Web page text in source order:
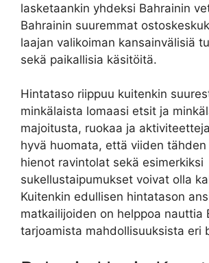
lasketaankin yhdeksi Bahrainin
Bahrainin suuremmat
laajan valikoiman kansainvälisiä
sekä paikallisia käsitöitä.
Hintataso riippuu kuitenkin
minkälaista lomaasi etsit ja
majoitusta, ruokaa ja
hyvä huomata, että viiden
hienot ravintolat sekä esimerkiksi
sukellustaipumukset voivat olla
Kuitenkin edullisen hintatason
matkailijoiden on helppoa nauttia
tarjoamista mahdollisuuksista eri